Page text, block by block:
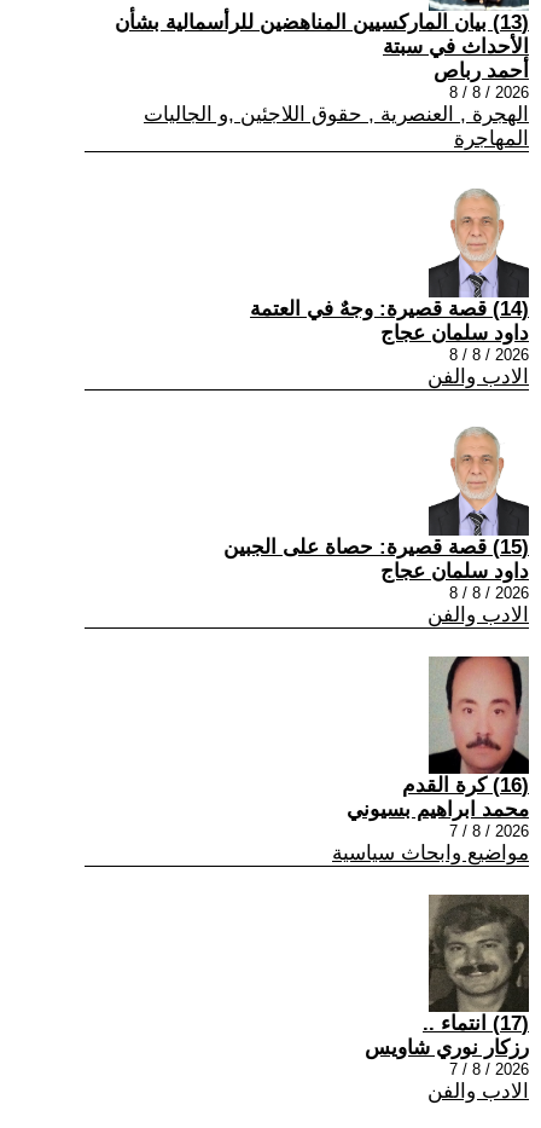
(13) بيان الماركسيين المناهضين للرأسمالية بشأن
الأحداث في سبتة
أحمد رباص
2026 / 8 / 8
الهجرة , العنصرية , حقوق اللاجئين ,و الجاليات
المهاجرة
(14) قصة قصيرة: وجهٌ في العتمة
داود سلمان عجاج
2026 / 8 / 8
الادب والفن
(15) قصة قصيرة: حصاة على الجبين
داود سلمان عجاج
2026 / 8 / 8
الادب والفن
(16) كرة القدم
محمد ابراهيم بسيوني
2026 / 8 / 7
مواضيع وابحاث سياسية
(17) انتماء ..
رزكار نوري شاويس
2026 / 8 / 7
الادب والفن